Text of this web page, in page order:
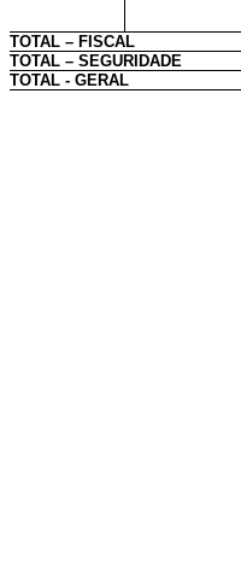
TOTAL – FISCAL
TOTAL – SEGURIDADE
TOTAL - GERAL